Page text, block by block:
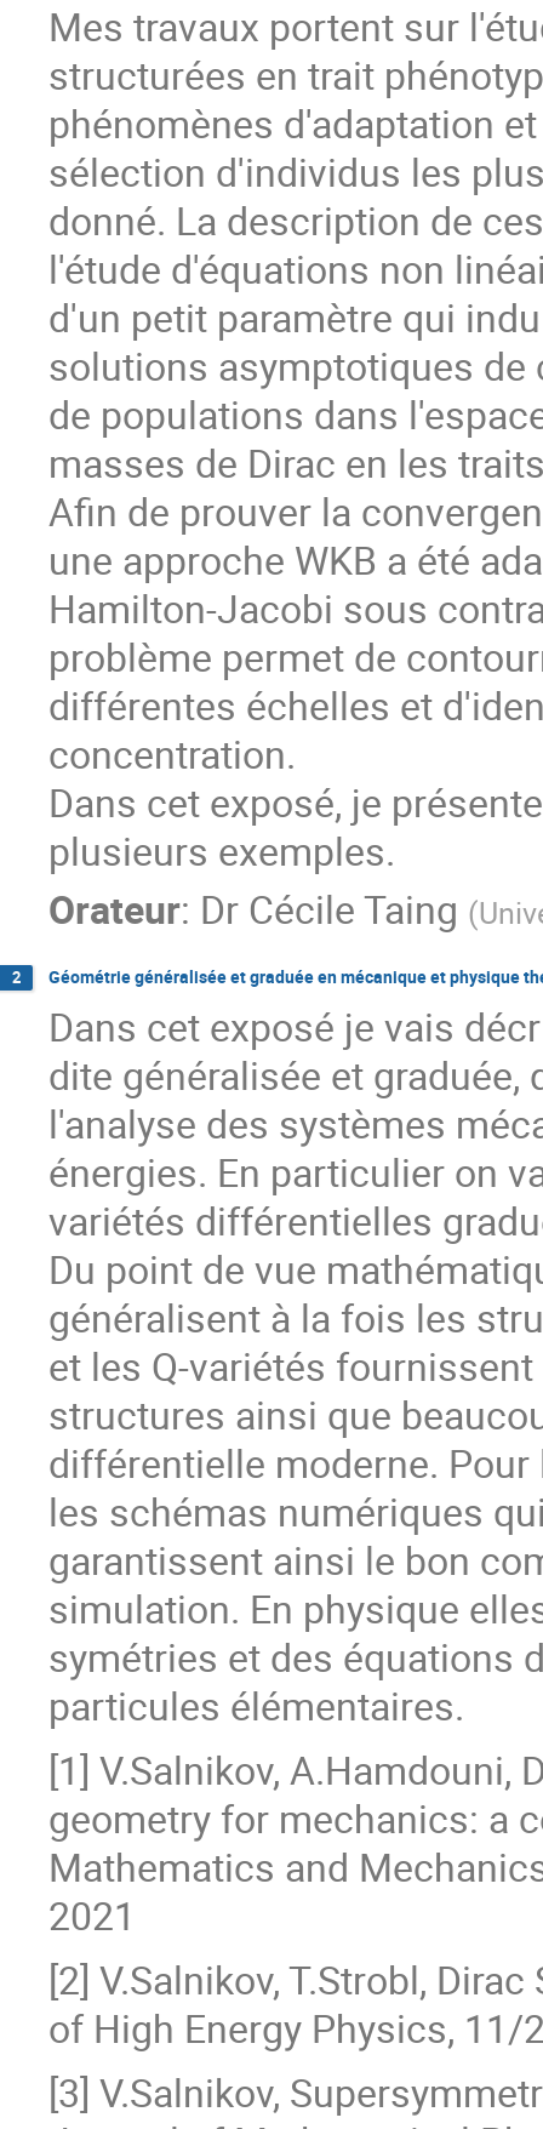
Mes travaux portent sur
structurées en trait
phénomènes d'adaptation
sélection d'individus les
donné. La description de
l'étude d'équations non
d'un petit paramètre qui
solutions asymptotiques
de populations dans
masses de Dirac en les
Afin de prouver la
une approche WKB a été
Hamilton-Jacobi sous
problème permet de
différentes échelles et
concentration.
Dans cet exposé, je
plusieurs exemples.
Orateur: Dr Cécile Taing (
2 Géométrie généralisée et graduée en mécanique et physique
Dans cet exposé je vais
dite généralisée et
l'analyse des systèmes
énergies. En particulier on
variétés différentielles
Du point de vue
généralisent à la fois les
et les Q-variétés
structures ainsi que
différentielle moderne.
les schémas numériques
garantissent ainsi le bon
simulation. En physique
symétries et des équations
particules élémentaires.
[1] V.Salnikov, A.Hamdouni,
geometry for mechanics: a
Mathematics and
2021
[2] V.Salnikov, T.Strobl,
of High Energy Physics, 11/
[3] V.Salnikov,